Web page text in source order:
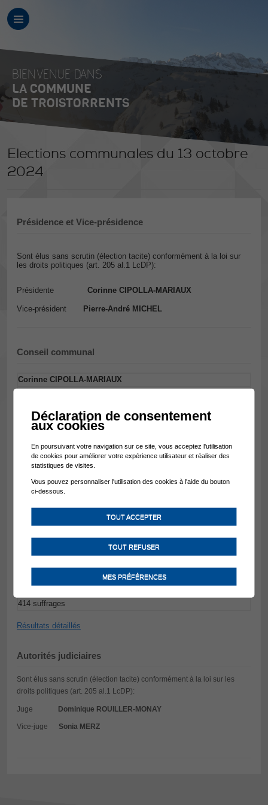
BIENVENUE DANS
LA COMMUNE
DE TROISTORRENTS
Elections communales du 13 octobre
2024
Présidence et Vice-présidence
Sont élus sans scrutin (élection tacite) conformément à la loi sur
les droits politiques (art. 205 al.1 LcDP):
Présidente Corinne CIPOLLA-MARIAUX
Vice-président Pierre-André MICHEL
Conseil communal
Corinne CIPOLLA-MARIAUX
663 suffrages
Olivier RICHARD
612 suffrages
Pascal DECAILLET
608 suffrages
Roland TAGAN
529 suffrages
Céline MONAY-MICHAUD
414 suffrages
Résultats détaillés
Autorités judiciaires
Sont élus sans scrutin (élection tacite) conformément à la loi sur les
droits politiques (art. 205 al.1 LcDP):
Juge Dominique ROUILLER-MONAY
Vice-juge Sonia MERZ
Déclaration de consentement
aux cookies
En poursuivant votre navigation sur ce site, vous acceptez l'utilisation
de cookies pour améliorer votre expérience utilisateur et réaliser des
statistiques de visites.
Vous pouvez personnaliser l'utilisation des cookies à l'aide du bouton
ci-dessous.
TOUT ACCEPTER
TOUT REFUSER
MES PRÉFÉRENCES